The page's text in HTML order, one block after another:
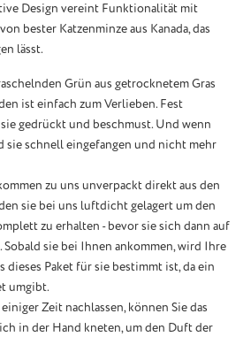
Design vereint Funktionalität mit
bester Katzenminze aus Kanada, das
lässt.
Grün aus getrocknetem Gras
ist einfach zum Verlieben. Fest
gedrückt und beschmust. Und wenn
sie schnell eingefangen und nicht mehr
zu uns unverpackt direkt aus den
sie bei uns luftdicht gelagert um den
zu erhalten - bevor sie sich dann auf
Sobald sie bei Ihnen ankommen, wird Ihre
dieses Paket für sie bestimmt ist, da ein
umgibt.
Zeit nachlassen, können Sie das
in der Hand kneten, um den Duft der